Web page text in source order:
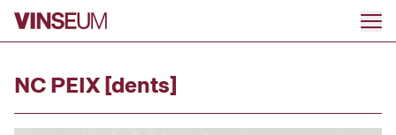
Anar al contingut
NC PEIX [dents]